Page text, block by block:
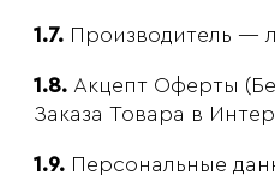
1.7. Производитель —
1.8. Акцепт Оферты
Заказа Товара в
1.9. Персональные